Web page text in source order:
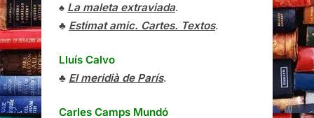
♠ La maleta extraviada.
♣ Estimat amic. Cartes. Textos.
Lluís Calvo
♣ El meridià de París.
Carles Camps Mundó